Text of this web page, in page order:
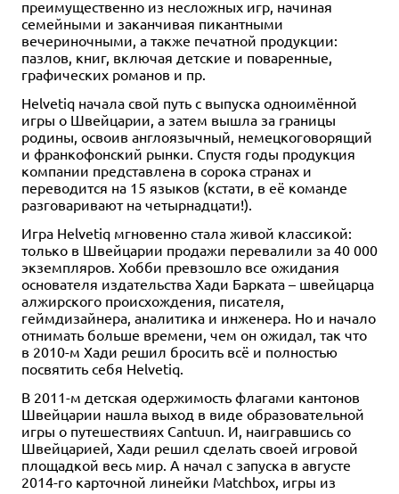
преимущественно из несложных игр, начиная
семейными и заканчивая пикантными
вечериночными, а также печатной продукции:
пазлов, книг, включая детские и поваренные,
графических романов и пр.
Helvetiq начала свой путь с выпуска одноимённой
игры о Швейцарии, а затем вышла за границы
родины, освоив англоязычный, немецкоговорящий
и франкофонский рынки. Спустя годы продукция
компании представлена в сорока странах и
переводится на 15 языков (кстати, в её команде
разговаривают на четырнадцати!).
Игра Helvetiq мгновенно стала живой классикой:
только в Швейцарии продажи перевалили за 40 000
экземпляров. Хобби превзошло все ожидания
основателя издательства Хади Барката – швейцарца
алжирского происхождения, писателя,
геймдизайнера, аналитика и инженера. Но и начало
отнимать больше времени, чем он ожидал, так что
в 2010-м Хади решил бросить всё и полностью
посвятить себя Helvetiq.
В 2011-м детская одержимость флагами кантонов
Швейцарии нашла выход в виде образовательной
игры о путешествиях Cantuun. И, наигравшись со
Швейцарией, Хади решил сделать своей игровой
площадкой весь мир. А начал с запуска в августе
2014-го карточной линейки Matchbox, игры из